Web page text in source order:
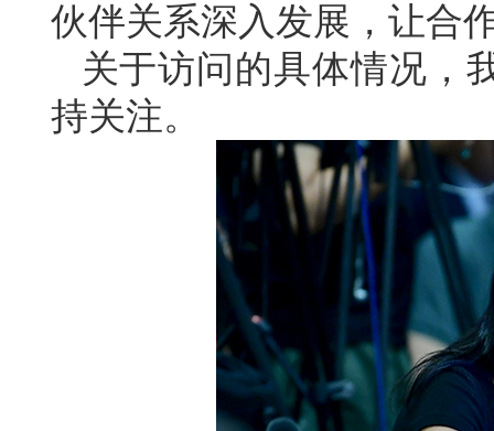
伙伴关系深入发展，让合
关于访问的具体情况，
持关注。